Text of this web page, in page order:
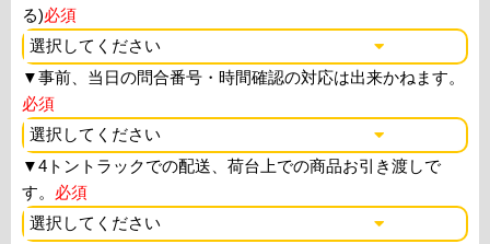
る)必須
▼事前、当日の問合番号・時間確認の対応は出来かねます。
必須
▼4トントラックでの配送、荷台上での商品お引き渡しで
す。 必須